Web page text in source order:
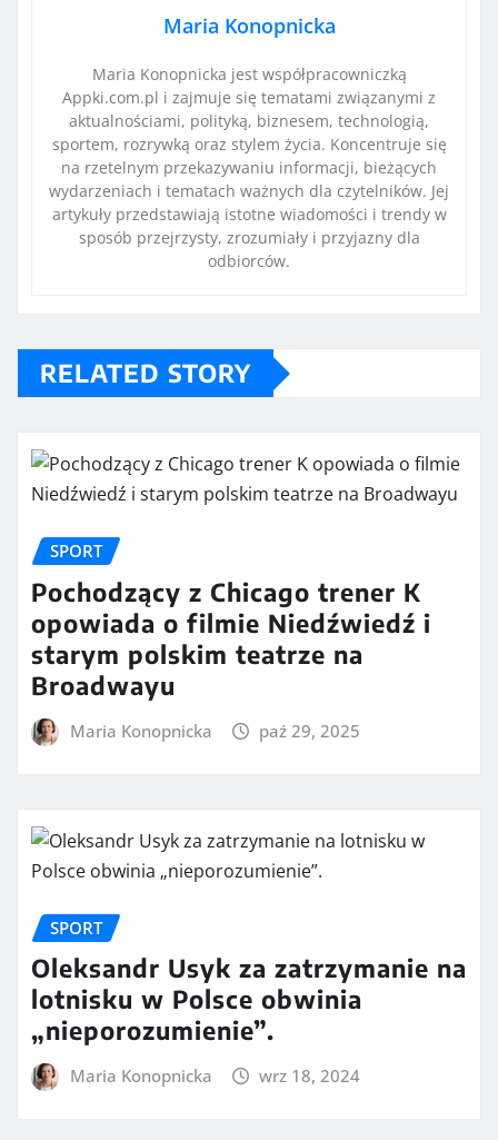
Maria Konopnicka
Maria Konopnicka jest współpracowniczką
Appki.com.pl i zajmuje się tematami związanymi z
aktualnościami, polityką, biznesem, technologią,
sportem, rozrywką oraz stylem życia. Koncentruje się
na rzetelnym przekazywaniu informacji, bieżących
wydarzeniach i tematach ważnych dla czytelników. Jej
artykuły przedstawiają istotne wiadomości i trendy w
sposób przejrzysty, zrozumiały i przyjazny dla
odbiorców.
RELATED STORY
SPORT
Pochodzący z Chicago trener K
opowiada o filmie Niedźwiedź i
starym polskim teatrze na
Broadwayu
Maria Konopnicka paź 29, 2025
SPORT
Oleksandr Usyk za zatrzymanie na
lotnisku w Polsce obwinia
„nieporozumienie”.
Maria Konopnicka wrz 18, 2024